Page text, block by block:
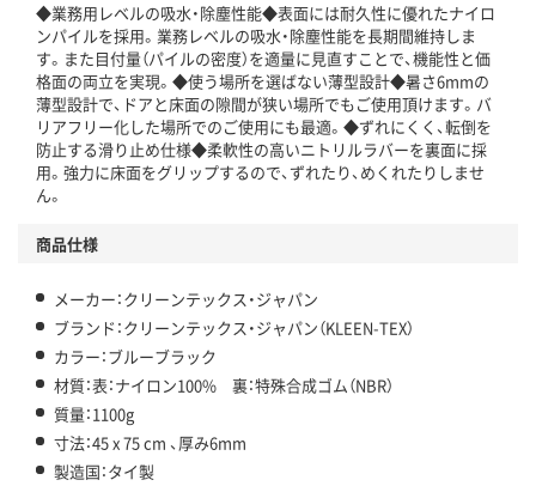
◆業務用レベルの吸水・除塵性能◆表面には耐久性に優れたナイロ
ンパイルを採用。業務レベルの吸水・除塵性能を長期間維持しま
す。また目付量（パイルの密度）を適量に見直すことで、機能性と価
格面の両立を実現。◆使う場所を選ばない薄型設計◆暑さ6mmの
薄型設計で、ドアと床面の隙間が狭い場所でもご使用頂けます。バ
リアフリー化した場所でのご使用にも最適。◆ずれにくく、転倒を
防止する滑り止め仕様◆柔軟性の高いニトリルラバーを裏面に採
用。強力に床面をグリップするので、ずれたり、めくれたりしませ
ん。
商品仕様
メーカー：クリーンテックス・ジャパン
ブランド：クリーンテックス・ジャパン（KLEEN-TEX）
カラー：ブルーブラック
材質：表：ナイロン100% 裏：特殊合成ゴム（NBR）
質量：1100g
寸法：45 x 75 cm 、厚み6mm
製造国：タイ製